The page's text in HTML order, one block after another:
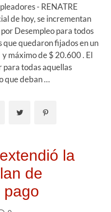
- RENATRE
de hoy, se incrementan
Desempleo para todos
quedaron fijados en un
máximo de $ 20.600 . El
para todas aquellas
que deban …
la
de
pago